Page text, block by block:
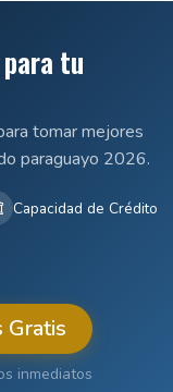
tu
tomar mejores
paraguayo 2026.
Capacidad de Crédito
Gratis
inmediatos